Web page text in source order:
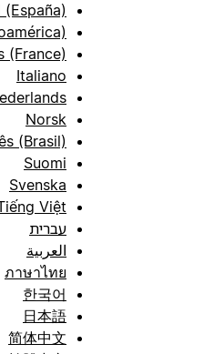
(España)
(France)
Italiano
Norsk
(Brasil)
Suomi
Svenska
Việt
עברית
العربية
ภาษาไทย
한국어
日本語
简体中文